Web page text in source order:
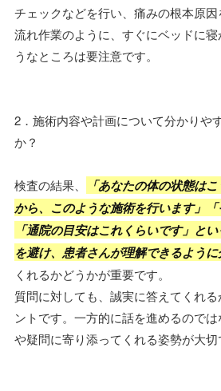
チェックなどを行い、痛みの根本原因
流れ作業のように、すぐにベッドに
うなところは要注意です。
2．施術内容や計画について分かりや
か？
検査の結果、
「あなたの体の状態は
から、このような施術を行います」「
「通院の目安はこれくらいです」と
を避け、患者さんが理解できるよう
くれるかどうかが重要です。
質問に対しても、誠実に答えてくれ
ントです。一方的に話を進めるので
や疑問に寄り添ってくれる姿勢が大切